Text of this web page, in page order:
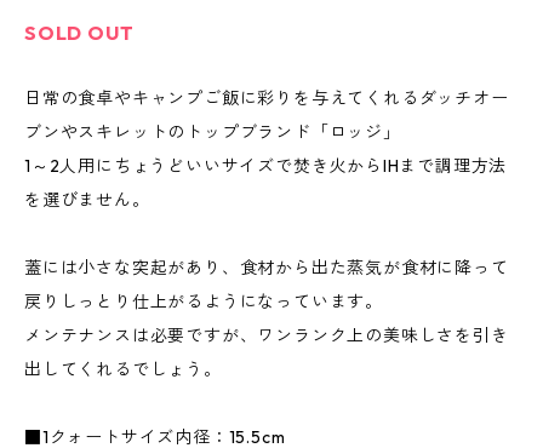
SOLD OUT
日常の食卓やキャンプご飯に彩りを与えてくれるダッチオー
ブンやスキレットのトップブランド「ロッジ」
1～2人用にちょうどいいサイズで焚き火からIHまで調理方法
を選びません。
蓋には小さな突起があり、食材から出た蒸気が食材に降って
戻りしっとり仕上がるようになっています。
メンテナンスは必要ですが、ワンランク上の美味しさを引き
出してくれるでしょう。
■1クォートサイズ内径：15.5cm